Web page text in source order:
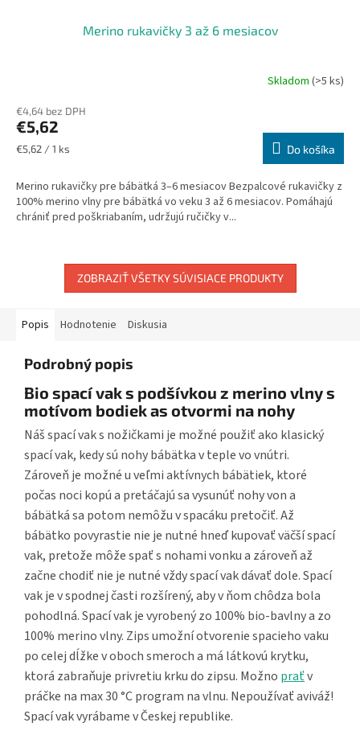
Merino rukavičky 3 až 6 mesiacov
Skladom (>5 ks)
€4,64 bez DPH
€5,62
Jednotková
€5,62 / 1 ks Do košíka
Merino rukavičky pre bábätká 3–6 mesiacov Bezpalcové rukavičky z
100% merino vlny pre bábätká vo veku 3 až 6 mesiacov. Pomáhajú
chrániť pred poškriabaním, udržujú ručičky v...
ZOBRAZIŤ VŠETKY SÚVISIACE PRODUKTY
Popis Hodnotenie Diskusia
Podrobný popis
Bio spací vak s podšívkou z merino vlny s
motívom bodiek as otvormi na nohy
Náš spací vak s nožičkami je možné použiť ako klasický
spací vak, kedy sú nohy bábätka v teple vo vnútri.
Zároveň je možné u veľmi aktívnych bábätiek, ktoré
počas noci kopú a pretáčajú sa vysunúť nohy von a
bábätká sa potom nemôžu v spacáku pretočiť. Až
bábätko povyrastie nie je nutné hneď kupovať väčší spací
vak, pretože môže spať s nohami vonku a zároveň až
začne chodiť nie je nutné vždy spací vak dávať dole. Spací
vak je v spodnej časti rozšírený, aby v ňom chôdza bola
pohodlná. Spací vak je vyrobený zo 100% bio-bavlny a zo
100% merino vlny. Zips umožní otvorenie spacieho vaku
po celej dĺžke v oboch smeroch a má látkovú krytku,
ktorá zabraňuje privretiu krku do zipsu. Možno praťv
práčke na max 30 °C program na vlnu. Nepoužívať aviváž!
Spací vak vyrábame v Českej republike.